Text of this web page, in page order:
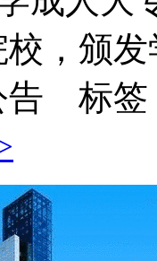
，颁
告 标签